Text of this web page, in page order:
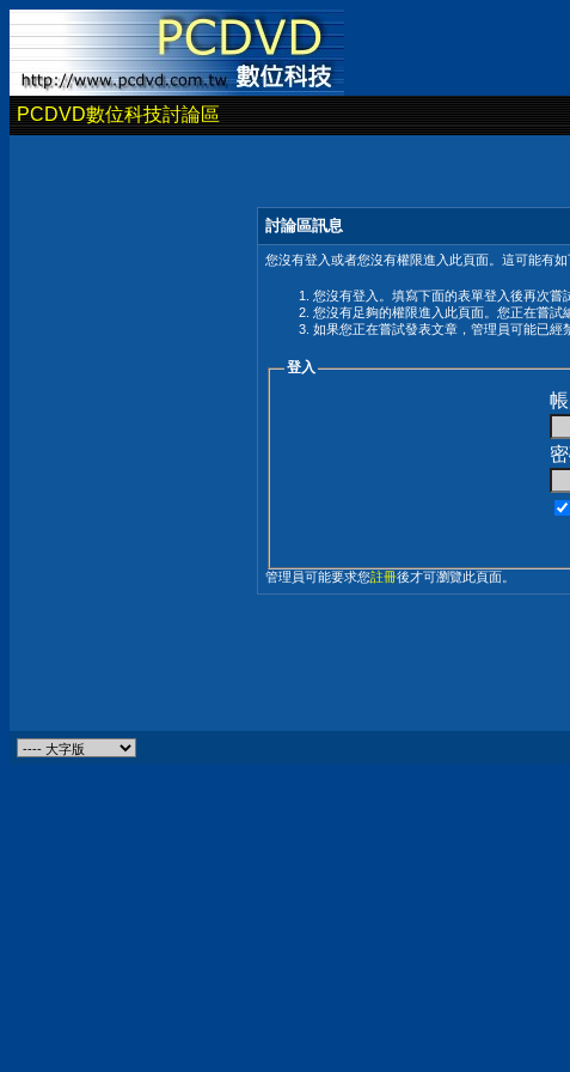
PCDVD數位科技討論區
討論區訊息
您沒有登入或者您沒有權限進入此頁面。這可能有如
您沒有登入。填寫下面的表單登入後再次嘗
您沒有足夠的權限進入此頁面。您正在嘗試
如果您正在嘗試發表文章，管理員可能已經
登入
管理員可能要求您註冊後才可瀏覽此頁面。